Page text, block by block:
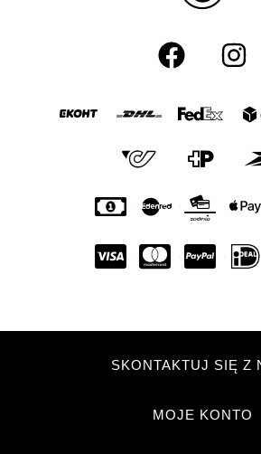
SKONTAKTUJ SIĘ Z
MOJE KONTO